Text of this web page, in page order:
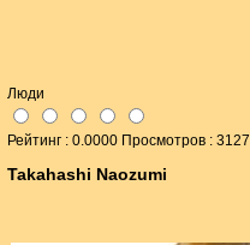
Люди
Рейтинг : 0.0000 Просмотров : 3127
Takahashi Naozumi